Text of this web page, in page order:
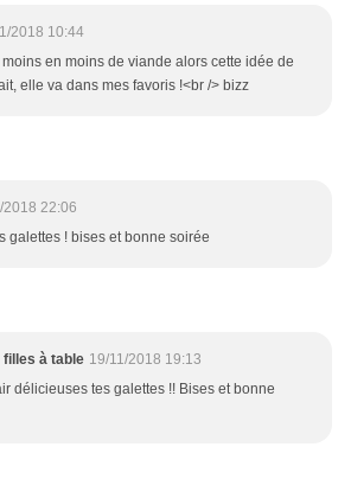
2018 10:44
en moins de viande alors cette idée de
elle va dans mes favoris !<br /> bizz
2018 22:06
galettes ! bises et bonne soirée
filles à table 19/11/2018 19:13
délicieuses tes galettes !! Bises et bonne